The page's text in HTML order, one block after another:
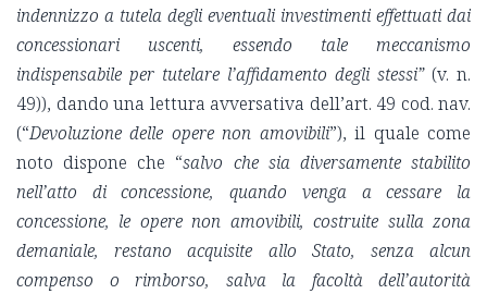
indennizzo a tutela degli eventuali investimenti effettuati dai
concessionari uscenti, essendo tale meccanismo
indispensabile per tutelare l’affidamento degli stessi”(v. n.
49)), dando una lettura avversativa dell’art. 49 cod. nav.
(“Devoluzione delle opere non amovibili”), il quale come
noto dispone che “salvo che sia diversamente stabilito
nell’atto di concessione, quando venga a cessare la
concessione, le opere non amovibili, costruite sulla zona
demaniale, restano acquisite allo Stato, senza alcun
compenso o rimborso, salva la facoltà dell’autorità